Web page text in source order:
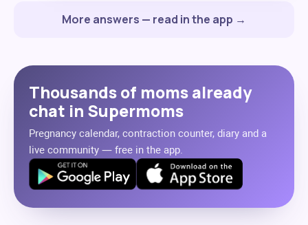
More answers — read in the app →
Thousands of moms already
chat in Supermoms
Pregnancy calendar, contraction counter, diary and a
live community — free in the app.